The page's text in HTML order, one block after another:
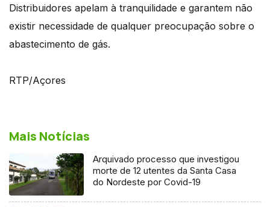
Distribuidores apelam à tranquilidade e garantem não
existir necessidade de qualquer preocupação sobre o
abastecimento de gás.
RTP/Açores
Mais Notícias
Arquivado processo que investigou
morte de 12 utentes da Santa Casa
do Nordeste por Covid-19